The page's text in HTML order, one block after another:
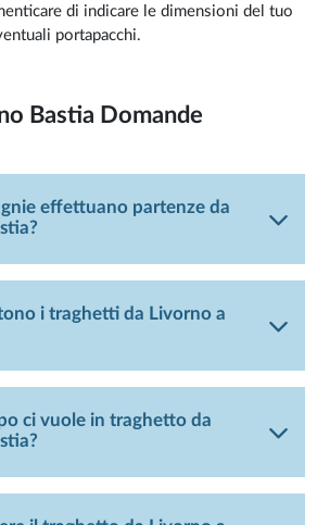
di indicare le dimensioni del tuo
portapacchi.
Bastia Domande
effettuano partenze da
i traghetti da Livorno a
ci vuole in traghetto da